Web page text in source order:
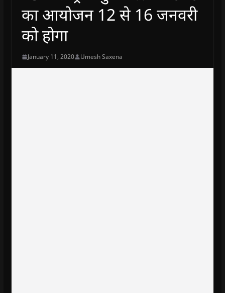
का आयोजन 12 से 16 जनवरी
को होगा
January 11, 2020 Umesh Saxena